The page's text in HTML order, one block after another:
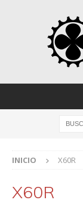
INICIO X60R
X60R